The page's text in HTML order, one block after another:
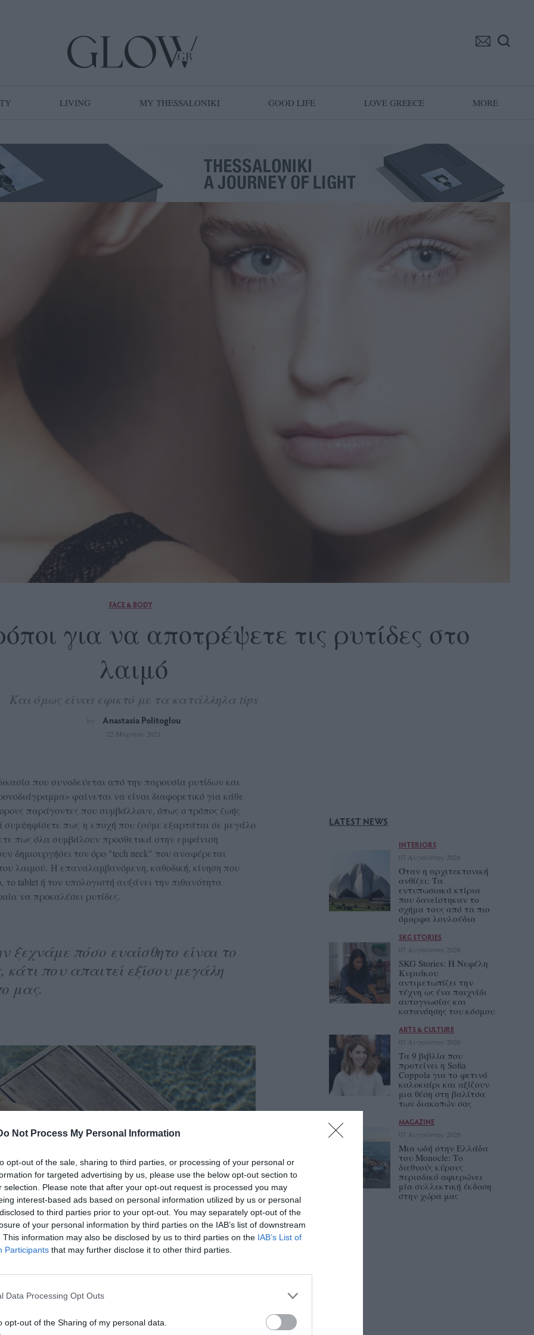
Not Process My Personal Information
opt-out of the sale, sharing to third parties, or processing of your personal or
for targeted advertising by us, please use the below opt-out section to
selection. Please note that after your opt-out request is processed you may
interest-based ads based on personal information utilized by us or personal
to third parties prior to your opt-out. You may separately opt-out of the
of your personal information by third parties on the IAB’s list of downstream
This information may also be disclosed by us to third parties on the IAB’s List of
Participants that may further disclose it to other third parties.
Data Processing Opt Outs
opt-out of the Sharing of my personal data.
LIVING MY THESSALONIKI GOOD LIFE LOVE GREECE MORE
FACE & BODY
για να αποτρέψετε τις ρυτίδες στο
λαιμό
Και όμως είναι εφικτό με τα κατάλληλα tips
by Anastasia Politoglou
22 Μαρτίου 2021
που συνοδεύεται από την παρουσία ρυτίδων και
φαίνεται να είναι διαφορετικό για κάθε
παράγοντες που συμβάλλουν, όπως ο τρόπος ζωής
συμψηφίσετε πως η εποχή που ζούμε εξαρτάται σε μεγάλο
πως όλα συμβάλουν προσθετικά στην εμφάνιση
δημιουργήσει τον όρο "tech neck" που αναφέρεται
λαιμού. Η επαναλαμβανόμενη, καθοδική, κίνηση που
tablet ή τον υπολογιστή αυξάνει την πιθανότητα
να προκαλέσει ρυτίδες.
ξεχνάμε πόσο ευαίσθητο είναι το
που απαιτεί εξίσου μεγάλη
μας.
LATEST NEWS
INTERIORS
07 Αυγούστου 2026
Όταν η αρχιτεκτονική
ανθίζει: Τα
εντυπωσιακά κτίρια
που δανείστηκαν το
σχήμα τους από τα πιο
όμορφα λουλούδια
SKG STORIES
07 Αυγούστου 2026
SKG Stories: Η Νεφέλη
Κυριάκου
αντιμετωπίζει την
τέχνη ως ένα παιχνίδι
αυτογνωσίας και
κατανόησης του κόσμου
ARTS & CULTURE
07 Αυγούστου 2026
Τα 9 βιβλία που
προτείνει η Sofia
Coppola για το φετινό
καλοκαίρι και αξίζουν
μια θέση στη βαλίτσα
των διακοπών σας
MAGAZINE
07 Αυγούστου 2026
Μια ωδή στην Ελλάδα
του Monocle: Το
διεθνούς κύρους
περιοδικό αφιερώνει
μία συλλεκτική έκδοση
στην χώρα μας